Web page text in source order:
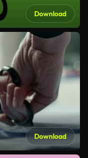
Download
Download